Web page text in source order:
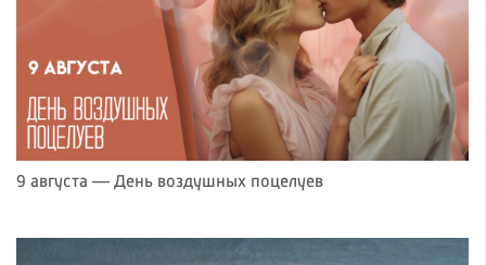
9 августа — День воздушных поцелуев